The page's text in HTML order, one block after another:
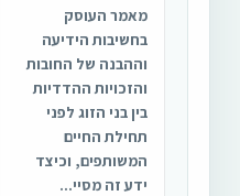
מאמר העוסק
בחשיבות הידיעה
וההבנה של החובות
והזכויות ההדדיות
בין בני הזוג לפני
תחילת החיים
המשותפים, וכיצד
ידע זה מסיי...